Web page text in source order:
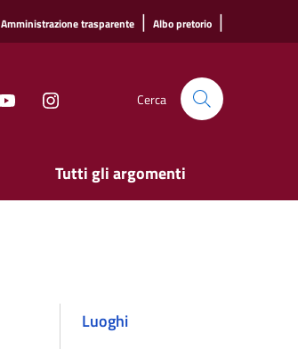
Amministrazione trasparente | Albo pretorio |
Cerca
Tutti gli argomenti
Luoghi